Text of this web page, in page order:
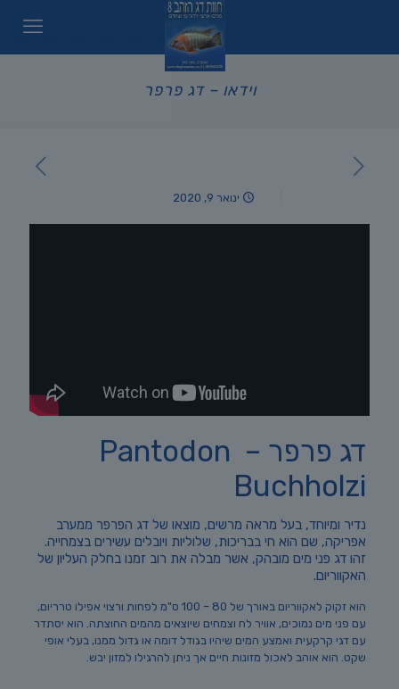
וידאו – דג פרפר
ינואר 9, 2020
דג פרפר – Pantodon
Buchholzi
נדיר ומיוחד, בעל מראה מרשים, מוצאו של דג הפרפר ממערב
אפריקה, שם הוא חי בבריכות, שלוליות ויובלים עשירים בצמחייה.
זהו דג פני מים מובהק, אשר מבלה את רוב זמנו בחלק העליון של
האקווריום.
הוא זקוק לאקווריום באורך של 80 – 100 ס"מ לפחות ורצוי אפילו טרריום,
עם פני מים נמוכים, אוויר לח וצמחים שיוצאים מהמים החוצתה. הוא יסתדר
עם דגי קרקעית ואמצע המים שיהיו בגודל דומה או גדול ממנו, בעלי אופי
שקט. הוא אוהב לאכול מזונות חיים אך ניתן להרגילו למזון יבש.